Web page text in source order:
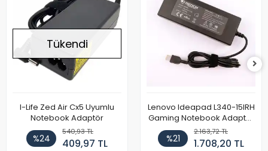
Tükendi
I-Life Zed Air Cx5 Uyumlu
Notebook Adaptör
%24
540,93 TL
409,97 TL
Lenovo Ideapad L340-15IRH
Gaming Notebook Adaptör
Cihazı Şarj Aleti (150W)
%21
2.163,72 TL
1.708,20 TL